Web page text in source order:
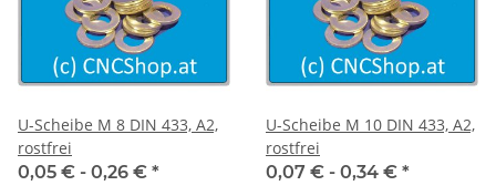
U-Scheibe M 8 DIN 433, A2,
rostfrei
0,05 € - 0,26 € *
U-Scheibe M 10 DIN 433, A2,
rostfrei
0,07 € - 0,34 € *